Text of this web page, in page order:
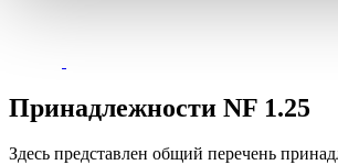
Принадлежности NF 1.25
Здесь представлен общий перечень